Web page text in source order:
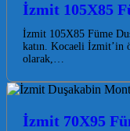
İzmit 105X85
İzmit 105X85 Füme
katın. Kocaeli İzmit’in
olarak,…
İzmit 70X95